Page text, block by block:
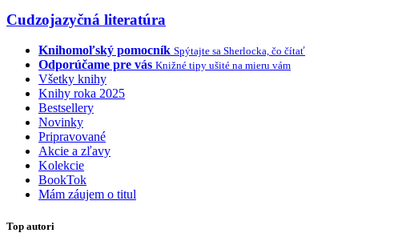
Cudzojazyčná literatúra
Knihomoľský pomocník Spýtajte sa Sherlocka, čo čítať
Odporúčame pre vás Knižné tipy ušité na mieru vám
Všetky knihy
Knihy roka 2025
Bestsellery
Novinky
Pripravované
Akcie a zľavy
Kolekcie
BookTok
Mám záujem o titul
Top autori